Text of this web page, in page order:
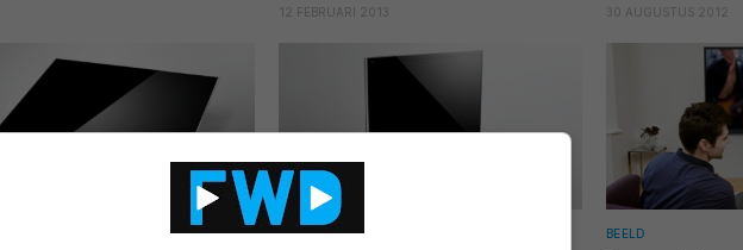
12 FEBRUARI 2013 30 AUGUSTUS 2012
BEELD BEELD